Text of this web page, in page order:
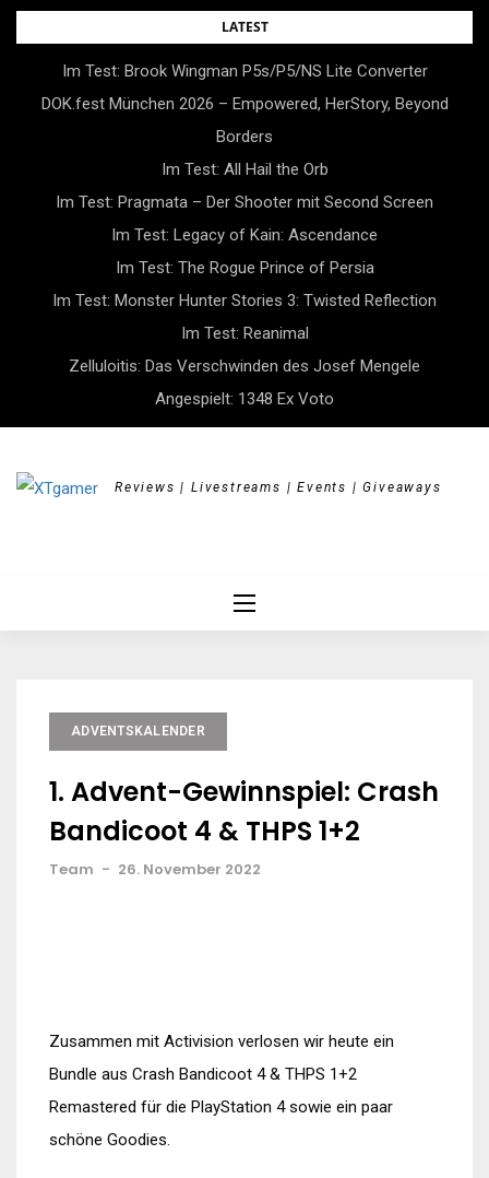
Skip
LATEST
Im Test: Brook Wingman P5s/P5/NS Lite Converter
DOK.fest München 2026 – Empowered, HerStory, Beyond
Borders
Im Test: All Hail the Orb
Im Test: Pragmata – Der Shooter mit Second Screen
Im Test: Legacy of Kain: Ascendance
Im Test: The Rogue Prince of Persia
Im Test: Monster Hunter Stories 3: Twisted Reflection
Im Test: Reanimal
Zelluloitis: Das Verschwinden des Josef Mengele
Angespielt: 1348 Ex Voto
Reviews | Livestreams | Events | Giveaways
ADVENTSKALENDER
1. Advent-Gewinnspiel: Crash
Bandicoot 4 & THPS 1+2
Team - 26. November 2022
Zusammen mit Activision verlosen wir heute ein
Bundle aus Crash Bandicoot 4 & THPS 1+2
Remastered für die PlayStation 4 sowie ein paar
schöne Goodies.